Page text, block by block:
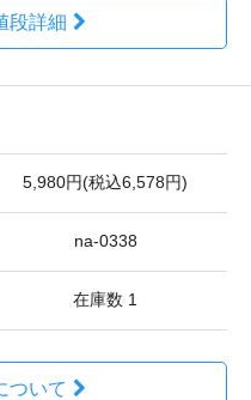
段詳細
5,980円(税込6,578円)
na-0338
在庫数 1
ついて